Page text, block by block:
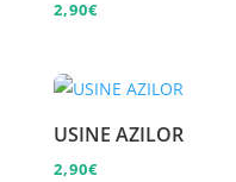
2,90€
USINE AZILOR
2,90€